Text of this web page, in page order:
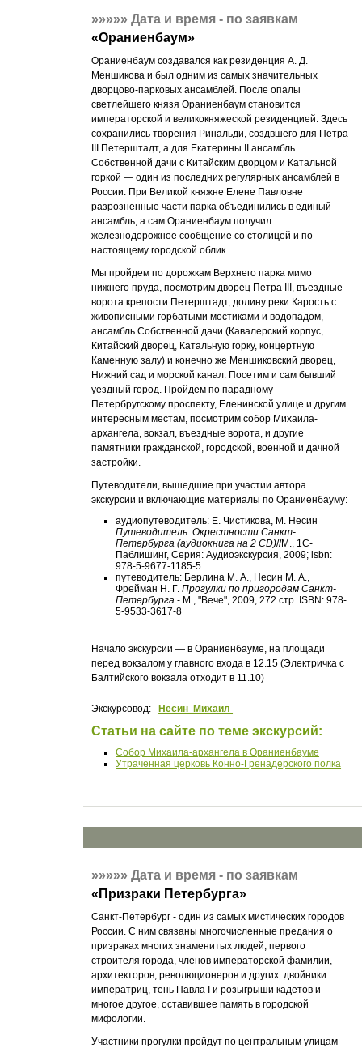
»»»»»Дата и время - по заявкам
«Ораниенбаум»
Ораниенбаум создавался как резиденция А. Д.
Меншикова и был одним из самых значительных
дворцово-парковых ансамблей. После опалы
светлейшего князя Ораниенбаум становится
императорской и великокняжеской резиденцией. Здесь
сохранились творения Ринальди, создвшего для Петра
III Петерштадт, а для Екатерины II ансамбль
Собственной дачи с Китайским дворцом и Катальной
горкой — один из последних регулярных ансамблей в
России. При Великой княжне Елене Павловне
разрозненные части парка объединились в единый
ансамбль, а сам Ораниенбаум получил
железнодорожное сообщение со столицей и по-
настоящему городской облик.
Мы пройдем по дорожкам Верхнего парка мимо
нижнего пруда, посмотрим дворец Петра III, въездные
ворота крепости Петерштадт, долину реки Карость c
живописными горбатыми мостиками и водопадом,
ансамбль Собственной дачи (Кавалерский корпус,
Китайский дворец, Катальную горку, концертную
Каменную залу) и конечно же Меншиковский дворец,
Нижний сад и морской канал. Посетим и сам бывший
уездный город. Пройдем по парадному
Петербругскому проспекту, Еленинской улице и другим
интересным местам, посмотрим собор Михаила-
архангела, вокзал, въездные ворота, и другие
памятники гражданской, городской, военной и дачной
застройки.
Путеводители, вышедшие при участии автора
экскурсии и включающие материалы по Ораниенбауму:
аудиопутеводитель: Е. Чистикова, М. Несин
Путеводитель. Окрестности Санкт-
Петербурга (аудиокнига на 2 CD)//М., 1С-
Паблишинг, Серия: Аудиоэкскурсия, 2009; isbn:
978-5-9677-1185-5
путеводитель: Берлина М. А., Несин М. А.,
Фрейман Н. Г.Прогулки по пригородам Санкт-
Петербурга - М., "Вече", 2009, 272 стр. ISBN: 978-
5-9533-3617-8
Начало экскурсии — в Ораниенбауме, на площади
перед вокзалом у главного входа в 12.15 (Электричка с
Балтийского вокзала отходит в 11.10)
Экскурсовод: Несин Михаил
Статьи на сайте по теме экскурсий:
Собор Михаила-архангела в Ораниенбауме
Утраченная церковь Конно-Гренадерского полка
»»»»»Дата и время - по заявкам
« Призраки Петербурга»
Санкт-Петербург - один из самых мистических городов
России. С ним связаны многочисленные предания о
призраках многих знаменитых людей, первого
строителя города, членов императорской фамилии,
архитекторов, революционеров и других: двойники
императриц, тень Павла I и розыгрыши кадетов и
многое другое, оставившее память в городской
мифологии.
Участники прогулки пройдут по центральным улицам